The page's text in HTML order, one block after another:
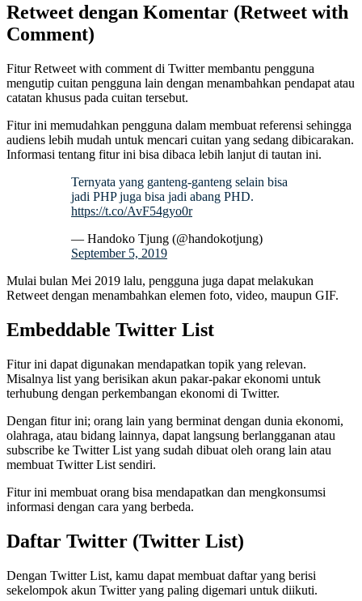
Retweet dengan Komentar (Retweet with
Comment)
Fitur Retweet with comment di Twitter membantu pengguna
mengutip cuitan pengguna lain dengan menambahkan pendapat atau
catatan khusus pada cuitan tersebut.
Fitur ini memudahkan pengguna dalam membuat referensi sehingga
audiens lebih mudah untuk mencari cuitan yang sedang dibicarakan.
Informasi tentang fitur ini bisa dibaca lebih lanjut di tautan ini.
Ternyata yang ganteng-ganteng selain bisa
jadi PHP juga bisa jadi abang PHD.
https://t.co/AvF54gyo0r
— Handoko Tjung (@handokotjung)
September 5, 2019
Mulai bulan Mei 2019 lalu, pengguna juga dapat melakukan
Retweet dengan menambahkan elemen foto, video, maupun GIF.
Embeddable Twitter List
Fitur ini dapat digunakan mendapatkan topik yang relevan.
Misalnya list yang berisikan akun pakar-pakar ekonomi untuk
terhubung dengan perkembangan ekonomi di Twitter.
Dengan fitur ini; orang lain yang berminat dengan dunia ekonomi,
olahraga, atau bidang lainnya, dapat langsung berlangganan atau
subscribe ke Twitter List yang sudah dibuat oleh orang lain atau
membuat Twitter List sendiri.
Fitur ini membuat orang bisa mendapatkan dan mengkonsumsi
informasi dengan cara yang berbeda.
Daftar Twitter (Twitter List)
Dengan Twitter List, kamu dapat membuat daftar yang berisi
sekelompok akun Twitter yang paling digemari untuk diikuti.